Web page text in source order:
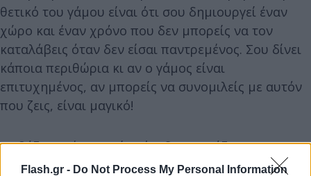
Flash.gr - Do Not Process My Personal Information
θετικό του γάμου είναι ότι σου δημιουργεί έναν
χώρο και έναν χρόνο που δεν μπορείς να τον
καταλάβεις όταν δεν είσαι παντρεμένος. Σου δίνει
κάποια περιθώρια κι αν ο γάμος είναι
επιτυχημένος, αν μπορείς να συνομιλείς με αυτόν
που ζεις, είναι μαγικό!
Σε βάζει σε ένα ενιαίο γήπεδο, μοιράζεσαι τον
χώρο, τη μυρωδιά, ένα φαγητό, τις ίδιες αγωνίες…